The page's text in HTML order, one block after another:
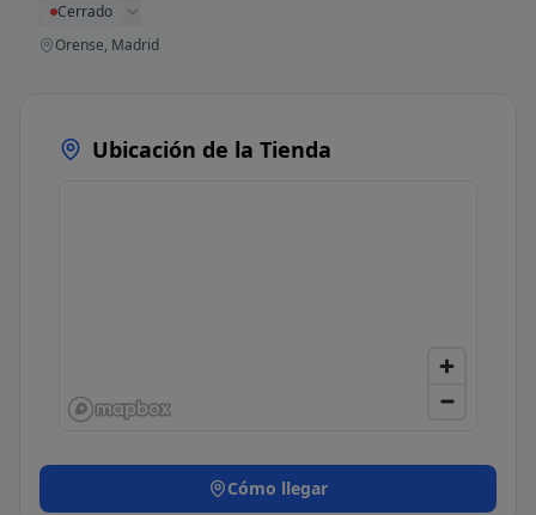
Cerrado
Orense, Madrid
Ubicación de la Tienda
Cómo llegar